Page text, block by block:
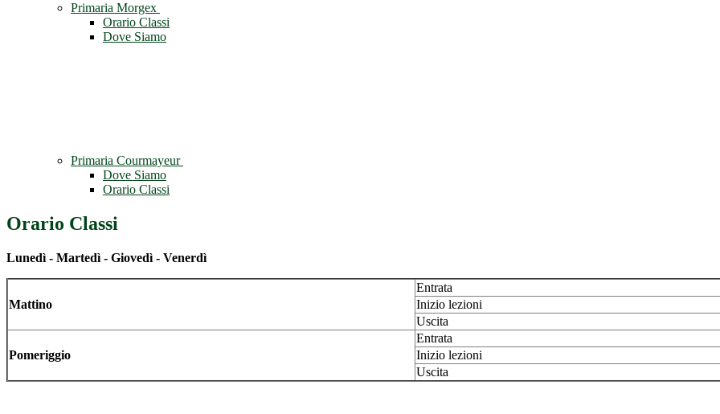
Primaria Morgex
Orario Classi
Dove Siamo
Primaria Courmayeur
Dove Siamo
Orario Classi
Orario Classi
Lunedì - Martedì - Giovedì - Venerdì
Mattino
Entrata
Inizio lezioni
Uscita
Pomeriggio
Entrata
Inizio lezioni
Uscita